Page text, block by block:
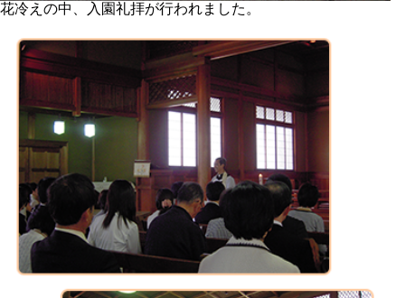
花冷えの中、入園礼拝が行われました。